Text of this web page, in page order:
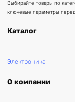
Выбирайте товары по
ключевые параметры перед
Каталог
Электроника
О компании